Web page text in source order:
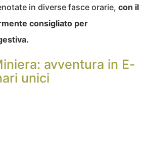
in diverse fasce orarie, con il
consigliato per
avventura in E-
unici